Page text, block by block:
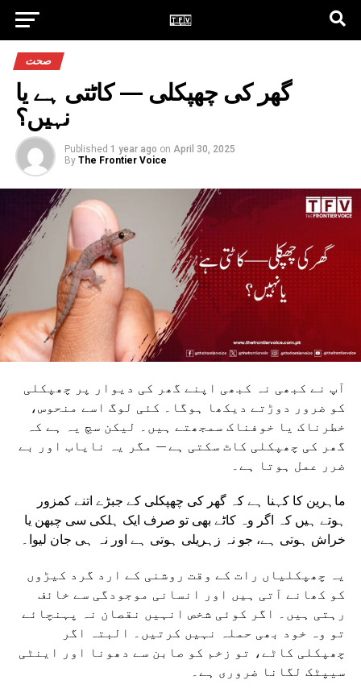
صحت
گھر کی چھپکلی — کاٹتی ہے یا
نہیں؟
Published 1 year ago on April 30, 2025
By The Frontier Voice
آپ نے کبھی نہ کبھی اپنے گھر کی دیوار پر چھپکلی
کو ضرور دوڑتے دیکھا ہوگا۔ کئی لوگ اسے منحوس،
خطرناک یا خوفناک سمجھتے ہیں۔ لیکن سچ یہ ہے کہ
گھر کی چھپکلی کاٹ سکتی ہے — مگر یہ نایاب اور بے
ضرر عمل ہوتا ہے۔
ماہرین کا کہنا ہے کہ گھر کی چھپکلی کے جبڑے اتنے کمزور
ہوتے ہیں کہ اگر وہ کاٹے بھی تو صرف ایک ہلکی سی چبھن یا
خراش ہوتی ہے، جو نہ زہریلی ہوتی ہے اور نہ ہی جان لیوا۔
یہ چھپکلیاں رات کے وقت روشنی کے ارد گرد کیڑوں
کو کھانے آتی ہیں اور انسانی موجودگی سے خائف
رہتی ہیں۔ اگر کوئی شخص انہیں نقصان نہ پہنچائے
تو وہ خود بھی حملہ نہیں کرتیں۔ البتہ اگر
چھپکلی کاٹے، تو زخم کو صابن سے دھونا اور اینٹی
سیپٹک لگانا ضروری ہے۔